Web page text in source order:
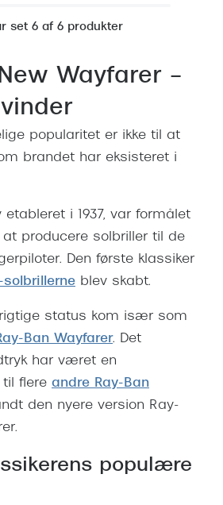
Ovale
Cat eye
Mere
set 6 af 6 produkter
Wayfarer –
popularitet er ikke til at
brandet har eksisteret i
etableret i 1937, var formålet
producere solbriller til de
Den første klassiker
solbrillerne blev skabt.
status kom især som
Ban Wayfarer. Det
har været en
til flere andre Ray-Ban
den nyere version Ray-
populære